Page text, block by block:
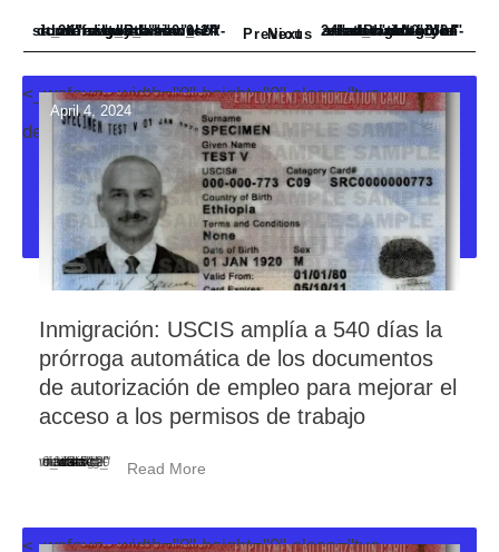
<_wafsvg_ class="tcb-icon" viewBox="0 0 24 24" data-id="icon-subdirectory_arrow_left-duotone" data-name="" style=""> Previous <_wafsvg_ class="tcb-icon" viewBox="0 0 24 24" data-id="icon-subdirectory-arrow-right-solid" data-name="">
Next
<_wafsvg_ width="0" height="0" class="tve-
decoration-svg">
April 4, 2024
Inmigración: USCIS amplía a 540 días la
prórroga automática de los documentos
de autorización de empleo para mejorar el
acceso a los permisos de trabajo
<_wafsvg_ class="tcb-icon" viewBox="0 0 384 512" data-id="icon-minus-light" data-name=""> Read More
<_wafsvg_ width="0" height="0" class="tve-